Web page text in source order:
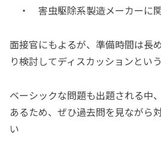
・ 害虫駆除系製造メーカーに
面接官にもよるが、準備時間は長
り検討してディスカッションとい
ベーシックな問題も出題される中
あるため、ぜひ過去問を見ながら
い